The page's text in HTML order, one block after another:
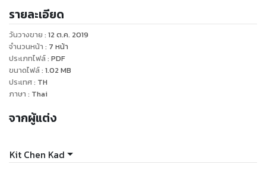
รายละเอียด
วันวางขาย : 12 ต.ค. 2019
จำนวนหน้า : 7 หน้า
ประเภทไฟล์: PDF
ขนาดไฟล์: 1.02 MB
ประเทศ: TH
ภาษา : Thai
จากผู้แต่ง
Kit Chen Kad